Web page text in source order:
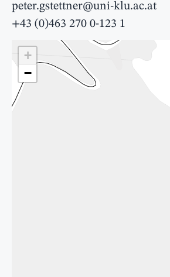
peter.gstettner@uni-klu.ac.at
+43 (0)463 270 0-123 1
+
−